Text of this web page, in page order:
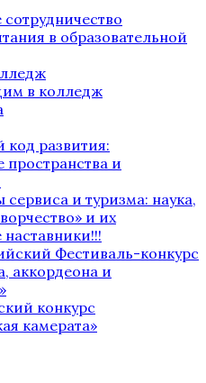
в образовательной
в колледж
код развития:
пространства и
сервиса и туризма: наука,
и их
наставники!!!
Фестиваль-конкурс
аккордеона и
конкурс
камерата»